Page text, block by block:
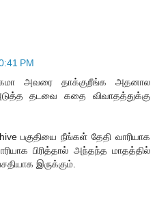
PM
அவரை தாக்குறீங்க அதனால
தடவை கதை விவாதத்துக்கு
பகுதியை நீங்கள் தேதி வாரியாக
பிரித்தால் அந்தந்த மாதத்தில்
இருக்கும்.